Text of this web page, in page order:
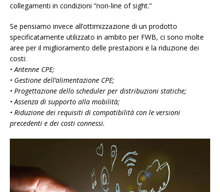
collegamenti in condizioni “non-line of sight.”
Se pensiamo invece all’ottimizzazione di un prodotto
specificatamente utilizzato in ambito per FWB, ci sono molte
aree per il miglioramento delle prestazioni e la riduzione dei
costi:
• Antenne CPE;
• Gestione dell’alimentazione CPE;
• Progettazione dello scheduler per distribuzioni statiche;
• Assenza di supporto alla mobilità;
• Riduzione dei requisiti di compatibilità con le versioni
precedenti e dei costi connessi.